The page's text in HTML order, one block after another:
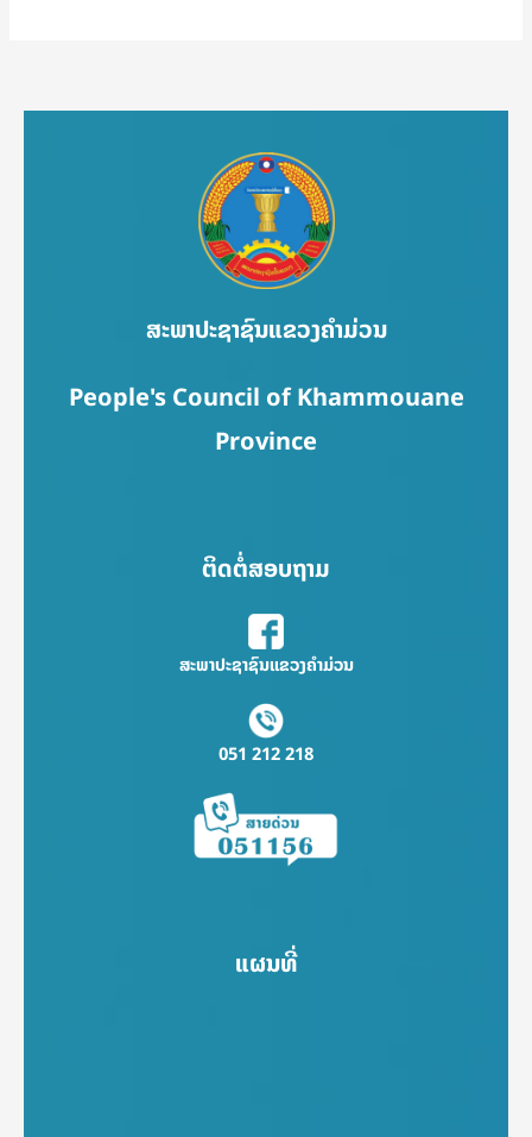
ສະພາປະຊາຊົນແຂວງຄຳມ່ວນ
People's Council of Khammouane
Province
ຕິດຕໍ່ສອບຖາມ
ສະພາປະຊາຊົນແຂວງຄຳມ່ວນ
051 212 218
ແຜນທີ່